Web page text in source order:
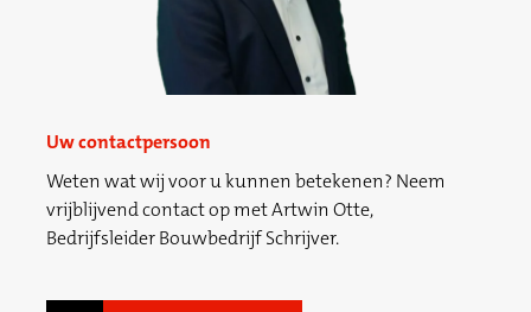
Uw contactpersoon
Weten wat wij voor u kunnen betekenen? Neem
vrijblijvend contact op met Artwin Otte,
Bedrijfsleider Bouwbedrijf Schrijver.